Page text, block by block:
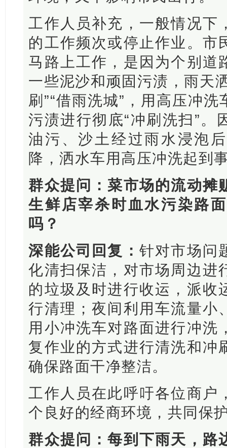
工作人员补充，一般情况下
的工作频次或停止作业。市
马路上工作，是因为个别道
一些泥沙和顽固污渍，雨天
刷”“借雨洗城”，用高压冲
污渍进行彻底“冲刷洗扫”。
油污、沙土经过雨水浸泡
降，洒水车用高压冲洗起到
群众提问：菜市场的流动摊
生鲜店宰杀时血水污染路
吗？
深能公司回复： 针对市场问
化清扫保洁，对市场周边进
的垃圾及时进行收运，派收
行清理；夜间利用车流量小
用小冲洗车对路面进行冲洗
复作业的方式进行清洗和冲
确保路面干净整洁。
工作人员在此呼吁各位商户
个良好的经商环境，共同保
群众提问：每到下雨天，路